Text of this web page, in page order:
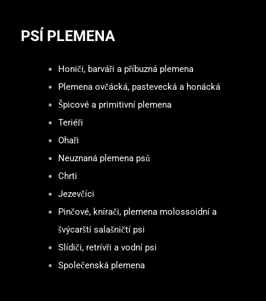
PSÍ PLEMENA
Honiči, barváři a příbuzná plemena
Plemena ovčácká, pastevecká a honácká
Špicové a primitivní plemena
Teriéři
Ohaři
Neuznaná plemena psů
Chrti
Jezevčíci
Pinčové, knírači, plemena molossoidní a
švýcarští salašničtí psi
Slídiči, retrívři a vodní psi
Společenská plemena